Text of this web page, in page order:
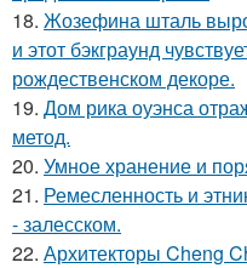
18. Жозефина шталь
и этот бэкграунд
рождественском декоре.
19. Дом рика оуэнса
метод.
20. Умное хранение и
21. Ремесленность и
- залесском.
22. Архитекторы Cheng